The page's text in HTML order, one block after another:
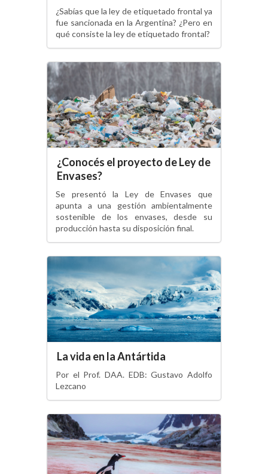
¿Sabías que la ley de etiquetado frontal ya
fue sancionada en la Argentina? ¿Pero en
qué consiste la ley de etiquetado frontal?
¿Conocés el proyecto de Ley de
Envases?
Se presentó la Ley de Envases que
apunta a una gestión ambientalmente
sostenible de los envases, desde su
producción hasta su disposición final.
La vida en la Antártida
Por el Prof. DAA. EDB: Gustavo Adolfo
Lezcano